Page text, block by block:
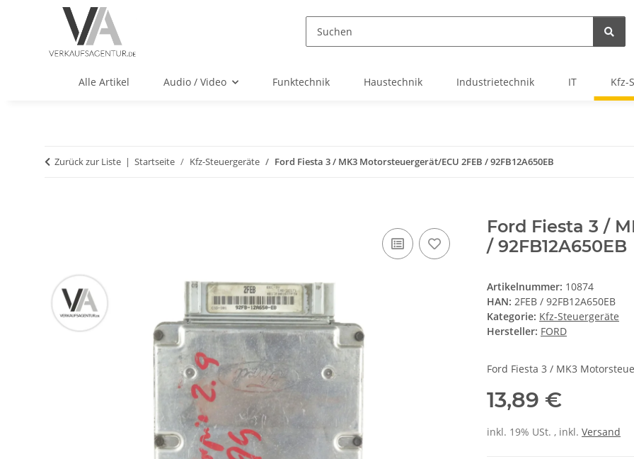
Alle Artikel Audio / Video Funktechnik Haustechnik Industrietechnik IT Kfz-
Zurück zur Liste Startseite Kfz-Steuergeräte Ford Fiesta 3 / MK3 Motorsteuergerät/ECU 2FEB / 92FB12A650EB
Ford Fiesta 3 /
/ 92FB12A650EB
Artikelnummer: 10874
HAN: 2FEB / 92FB12A650EB
Kategorie: Kfz-Steuergeräte
Hersteller: FORD
Ford Fiesta 3 / MK3
13,89 €
inkl. 19% USt. , inkl. Versand